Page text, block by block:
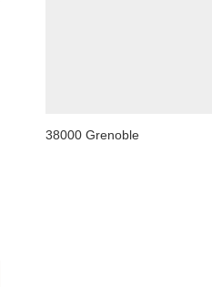
38000 Grenoble